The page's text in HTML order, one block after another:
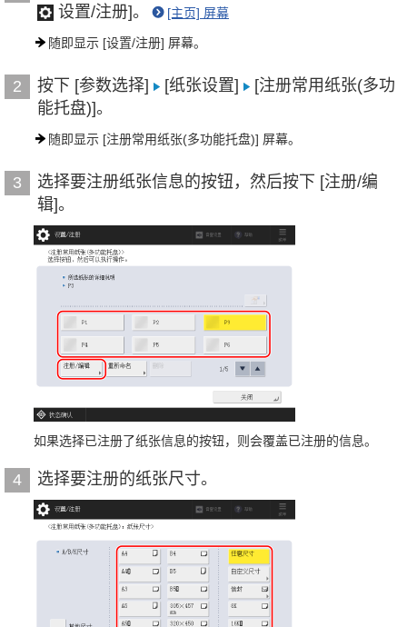
设置/注册]。
[主页] 屏幕
随即显示 [设置/注册] 屏幕。
2 按下 [参数选择] [纸张设置]
[注册常用纸张(多功
能托盘)]。
随即显示 [注册常用纸张(多功能托盘)] 屏幕。
3
选择要注册纸张信息的按钮，然后按下 [注册/编
辑]。
如果选择已注册了纸张信息的按钮，则会覆盖已注册的信息。
4 选择要注册的纸张尺寸。